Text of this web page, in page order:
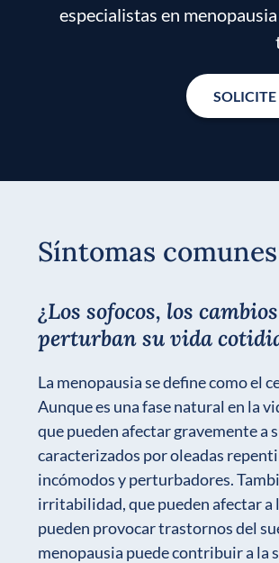
especialistas en
Síntomas
¿Los sofocos, los
perturban su vida
La menopausia se define como el
Aunque es una fase natural en la
que pueden afectar gravemente a
caracterizados por oleadas
incómodos y perturbadores.
irritabilidad, que pueden afectar a
pueden provocar trastornos del
menopausia puede contribuir a la